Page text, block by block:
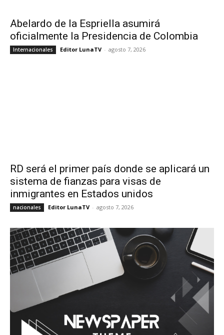
Abelardo de la Espriella asumirá
oficialmente la Presidencia de Colombia
Internacionales Editor LunaTV - agosto 7, 2026
RD será el primer país donde se aplicará un
sistema de fianzas para visas de
inmigrantes en Estados unidos
nacionales Editor LunaTV - agosto 7, 2026